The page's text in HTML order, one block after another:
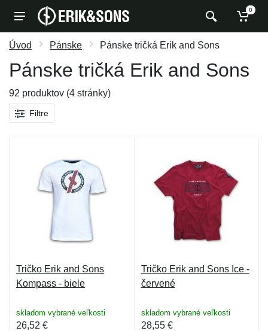
0
Úvod Pánske Pánske tričká Erik and Sons
Pánske tričká Erik and Sons
92 produktov (4 stránky)
Filtre
Tričko Erik and Sons
Kompass - biele
skladom vybrané veľkosti
26,52 €
Tričko Erik and Sons Ice -
červené
skladom vybrané veľkosti
28,55€